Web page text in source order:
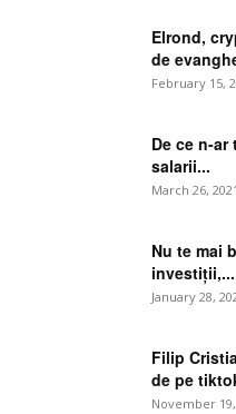
Elrond,
de
February 15,
De ce n-
salarii...
March 26, 2021
Nu te mai
investiții,...
January 28,
Filip
de pe
November 19,